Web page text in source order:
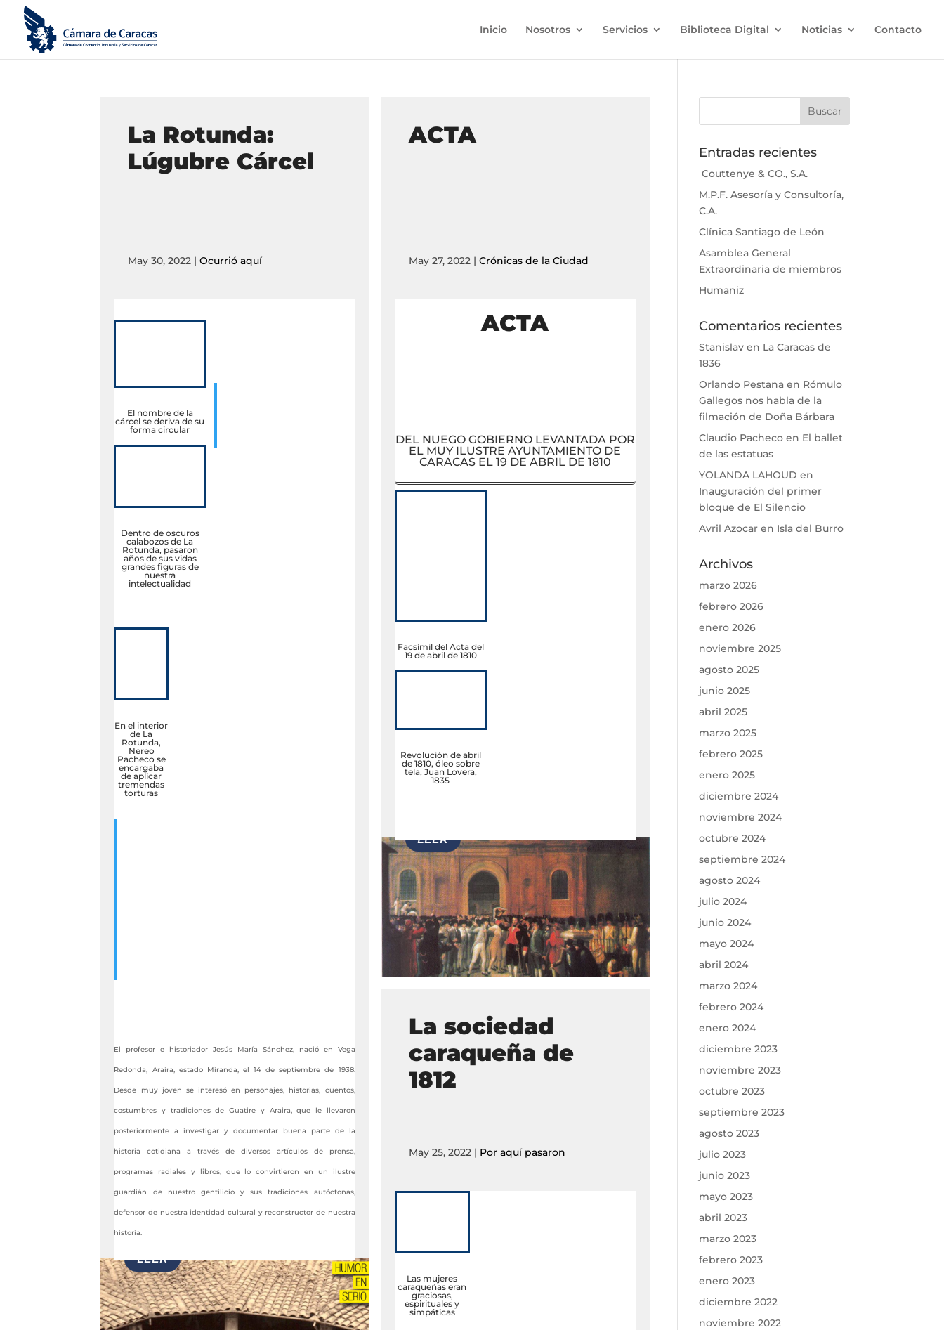
Inicio Nosotros Servicios Biblioteca Digital Noticias Contacto
La Rotunda:
Lúgubre Cárcel
May 30, 2022 |Ocurrió aquí
El nombre de la
cárcel se deriva de su
forma circular
Dentro de oscuros
calabozos de La
Rotunda, pasaron
años de sus vidas
grandes figuras de
nuestra
intelectualidad
En el interior
de La
Rotunda,
Nereo
Pacheco se
encargaba
de aplicar
tremendas
torturas
El profesor e historiador Jesús María Sánchez, nació en Vega
Redonda, Araira, estado Miranda, el 14 de septiembre de 1938.
Desde muy joven se interesó en personajes, historias, cuentos,
costumbres y tradiciones de Guatire y Araira, que le llevaron
posteriormente a investigar y documentar buena parte de la
historia cotidiana a través de diversos artículos de prensa,
programas radiales y libros, que lo convirtieron en un ilustre
guardián de nuestro gentilicio y sus tradiciones autóctonas,
defensor de nuestra identidad cultural y reconstructor de nuestra
historia.
ACTA
May 27, 2022| Crónicas de la Ciudad
ACTA
DEL NUEGO GOBIERNO LEVANTADA POR
EL MUY ILUSTRE AYUNTAMIENTO DE
CARACAS EL 19 DE ABRIL DE 1810
Facsímil del Acta del
19 de abril de 1810
Revolución de abril
de 1810, óleo sobre
tela, Juan Lovera,
1835
La sociedad
caraqueña de
1812
May 25, 2022| Por aquí pasaron
Las mujeres
caraqueñas eran
graciosas,
espirituales y
simpáticas
Entradas recientes
Couttenye & CO., S.A.
M.P.F. Asesoría y Consultoría,
C.A.
Clínica Santiago de León
Asamblea General
Extraordinaria de miembros
Humaniz
Comentarios recientes
Stanislaven La Caracas de
1836
Orlando Pestanaen Rómulo
Gallegos nos habla de la
filmación de Doña Bárbara
Claudio Pachecoen El ballet
de las estatuas
YOLANDA LAHOUD en
Inauguración del primer
bloque de El Silencio
Avril Azocaren Isla del Burro
Archivos
marzo 2026
febrero 2026
enero 2026
noviembre 2025
agosto 2025
junio 2025
abril 2025
marzo 2025
febrero 2025
enero 2025
diciembre 2024
noviembre 2024
octubre 2024
septiembre 2024
agosto 2024
julio 2024
junio 2024
mayo 2024
abril 2024
marzo 2024
febrero 2024
enero 2024
diciembre 2023
noviembre 2023
octubre 2023
septiembre 2023
agosto 2023
julio 2023
junio 2023
mayo 2023
abril 2023
marzo 2023
febrero 2023
enero 2023
diciembre 2022
noviembre 2022